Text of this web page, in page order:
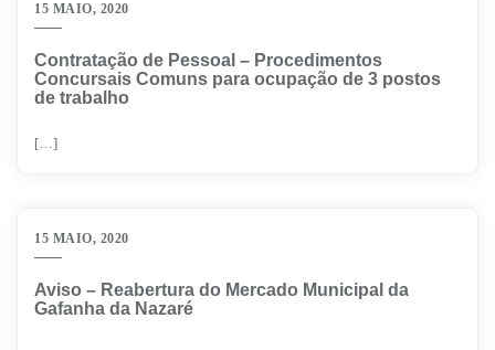
15 MAIO, 2020
Contratação de Pessoal – Procedimentos
Concursais Comuns para ocupação de 3 postos
de trabalho
[…]
15 MAIO, 2020
Aviso – Reabertura do Mercado Municipal da
Gafanha da Nazaré